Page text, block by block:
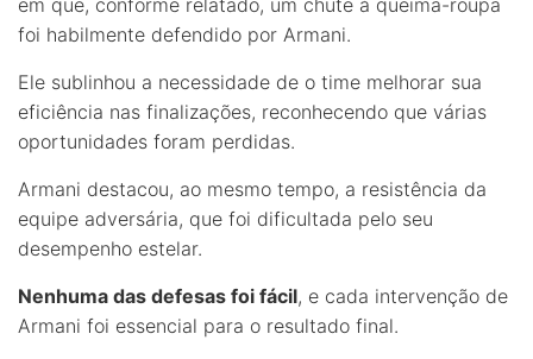
foi habilmente defendido por Armani.
Ele sublinhou a necessidade de o time melhorar sua
eficiência nas finalizações, reconhecendo que várias
oportunidades foram perdidas.
Armani destacou, ao mesmo tempo, a resistência da
equipe adversária, que foi dificultada pelo seu
desempenho estelar.
Nenhuma das defesas foi fácil, e cada intervenção de
Armani foi essencial para o resultado final.